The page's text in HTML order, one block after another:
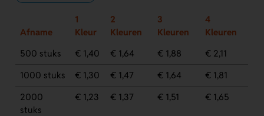
Afname
1
Kleur
2
Kleuren
3
Kleuren
4
Kleuren
500 stuks
€ 1,40 € 1,64 € 1,88
€ 2,11
1000 stuks
€ 1,30 € 1,47 € 1,64
€ 1,81
2000
stuks
€ 1,23 € 1,37 € 1,51 € 1,65